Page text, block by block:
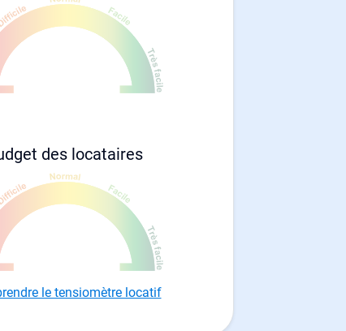
des locataires
le tensiomètre locatif